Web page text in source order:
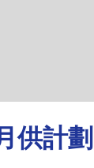
供計